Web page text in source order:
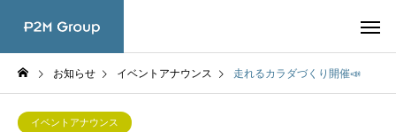
お知らせ イベントアナウンス 走れるカラダづくり開催📣
イベントアナウンス